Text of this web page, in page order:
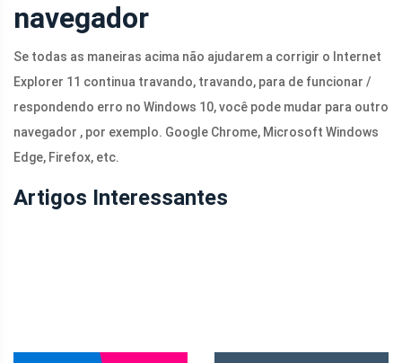
navegador
Se todas as maneiras acima não ajudarem a corrigir o Internet
Explorer 11 continua travando, travando, para de funcionar /
respondendo erro no Windows 10, você pode mudar para outro
navegador , por exemplo. Google Chrome, Microsoft Windows
Edge, Firefox, etc.
Artigos Interessantes